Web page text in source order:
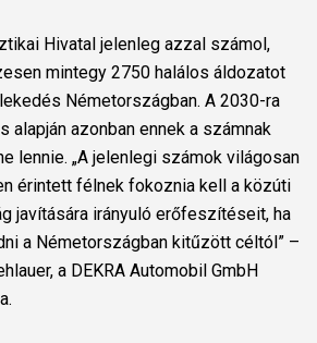
Hivatal jelenleg azzal számol,
mintegy 2750 halálos áldozatot
Németországban. A 2030-ra
alapján azonban ennek a számnak
lennie. „A jelenlegi számok világosan
érintett félnek fokoznia kell a közúti
javítására irányuló erőfeszítéseit, ha
a Németországban kitűzött céltól” –
a DEKRA Automobil GmbH